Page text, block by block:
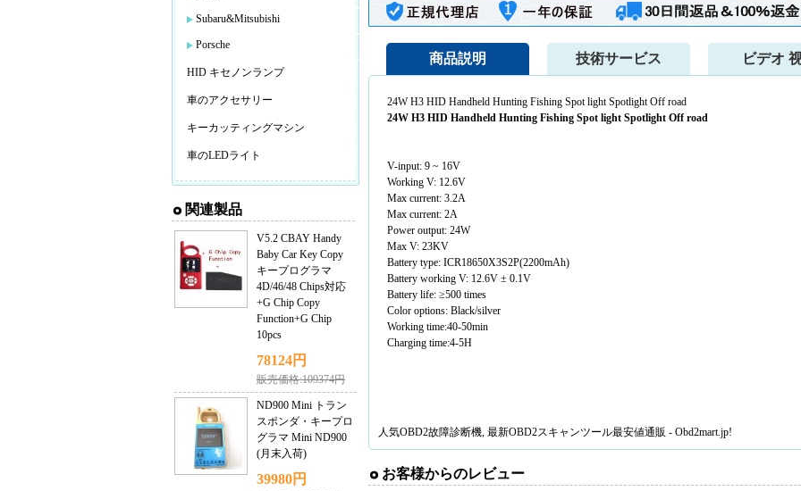
Subaru&Mitsubishi
Porsche
HID キセノンランプ
車のアクセサリー
キーカッティングマシン
車のLEDライト
関連製品
V5.2 CBAY Handy
Baby Car Key Copy
キープログラマ
4D/46/48 Chips対応
+G Chip Copy
Function+G Chip
10pcs
78124円
販売価格:109374円
ND900 Mini トラン
スポンダ・キープロ
グラマ Mini ND900
(月末入荷)
39980円
商品説明
24W H3 HID Handheld Hunting Fishing Spot light Spotlight Off road
24W H3 HID Handheld Hunting Fishing Spot light Spotlight Off road
V-input: 9 ~ 16V
Working V: 12.6V
Max current: 3.2A
Max current: 2A
Power output: 24W
Max V: 23KV
Battery type: ICR18650X3S2P(2200mAh)
Battery working V: 12.6V ± 0.1V
Battery life: ≥500 times
Color options: Black/silver
Working time:40-50min
Charging time:4-5H
人気OBD2故障診断機, 最新OBD2スキャンツール最安値通販 - Obd2mart.jp!
技術サービス ビデオ
お客様からのレビュー